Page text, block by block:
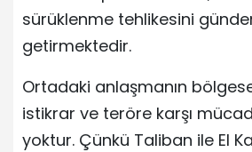
sürüklenme tehlikesini
getirmektedir.
Ortadaki anlaşmanın
istikrar ve teröre karşı
yoktur. Çünkü Taliban ile El